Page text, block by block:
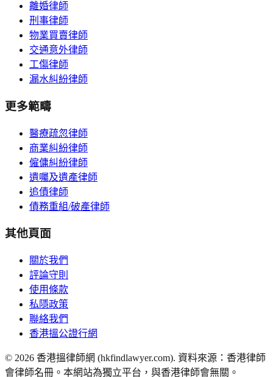
離婚律師
刑事律師
物業買賣律師
交通意外律師
工傷律師
漏水糾紛律師
更多範疇
醫療疏忽律師
商業糾紛律師
僱傭糾紛律師
遺囑及遺產律師
追債律師
債務重組/破產律師
其他頁面
關於我們
評論守則
使用條款
私隱政策
聯絡我們
香港搵公證行網
© 2026 香港搵律師網 (hkfindlawyer.com). 資料來源：香港律師
會律師名冊。本網站為獨立平台，與香港律師會無關。